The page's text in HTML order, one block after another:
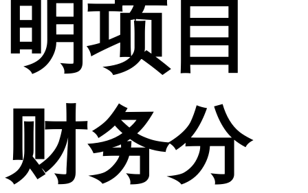
明项目
财务分